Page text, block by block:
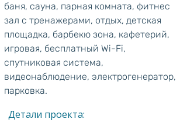
баня, сауна, парная комната, фитнес
зал с тренажерами, отдых, детская
площадка, барбекю зона, кафетерий,
игровая, бесплатный Wi-Fi,
спутниковая система,
видеонаблюдение, электрогенератор,
парковка.
Детали проекта: